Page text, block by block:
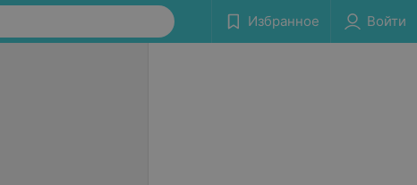
Избранное Войти